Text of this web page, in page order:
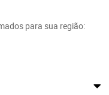
para sua região: